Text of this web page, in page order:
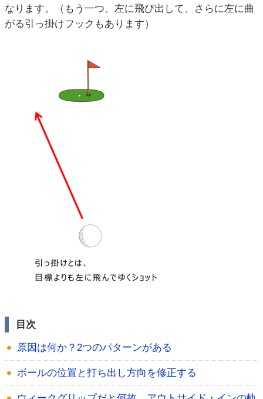
なります。（もう一つ、左に飛び出して、さらに左に曲
がる引っ掛けフックもあります）
目次
原因は何か？2つのパターンがある
ボールの位置と打ち出し方向を修正する